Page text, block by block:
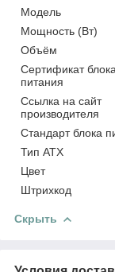
Модель
Мощность (Bт)
Объём
Сертификат блока
питания
Ссылка на сайт
производителя
Стандарт блока
Тип ATX
Цвет
Штрихкод
Скрыть